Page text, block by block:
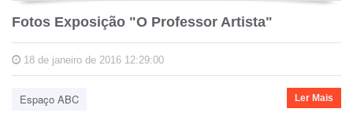
Fotos Exposição "O Professor Artista"
18 de janeiro de 2016 12:29:00
Espaço ABC Ler Mais